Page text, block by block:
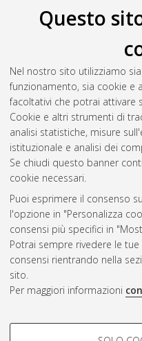
Questo
Nel nostro sito utilizziamo
funzionamento, sia cookie e
facoltativi che potrai attivare
Cookie e altri strumenti di
analisi statistiche, misure
istituzionale e analisi dei
Se chiudi questo banner
cookie necessari.
Puoi esprimere il consenso
l'opzione in "Personalizza
consensi più specifici in
Potrai sempre rivedere le
consensi rientrando nella
sito.
Per maggiori informazioni
COOKIE DI
Vedi
Gestione
Atom
Rss
2.0
AMS Acta
ISSN: 2038-
re3data.org -
doi.org/
Servizio
Impostazioni